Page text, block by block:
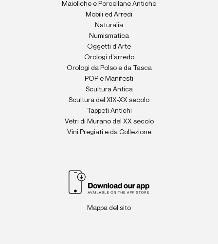
Maioliche e Porcellane Antiche
Mobili ed Arredi
Naturalia
Numismatica
Oggetti d'Arte
Orologi d'arredo
Orologi da Polso e da Tasca
POP e Manifesti
Scultura Antica
Scultura del XIX-XX secolo
Tappeti Antichi
Vetri di Murano del XX secolo
Vini Pregiati e da Collezione
Mappa del sito